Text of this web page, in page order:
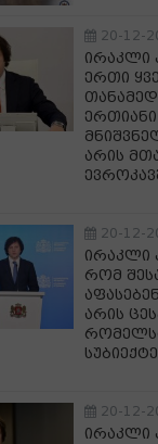
20-12-
ირაკლი
ერთი
არის
20-12-
ირაკლი
რომ
არის
20-12-
ირაკლი